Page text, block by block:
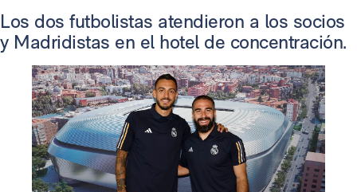
Los dos futbolistas atendieron a los socios
y Madridistas en el hotel de concentración.